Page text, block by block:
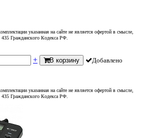
указанная на сайте не является офертой в смысле,
Гражданского Кодекса РФ.
+ В корзину Добавлено
указанная на сайте не является офертой в смысле,
Гражданского Кодекса РФ.